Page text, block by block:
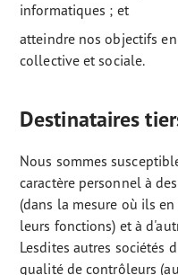
informatiques ; et
atteindre nos objectifs
collective et sociale.
Destinataires
Nous sommes
caractère personnel à
(dans la mesure où ils
leurs fonctions) et à
Lesdites autres sociétés
qualité de contrôleurs